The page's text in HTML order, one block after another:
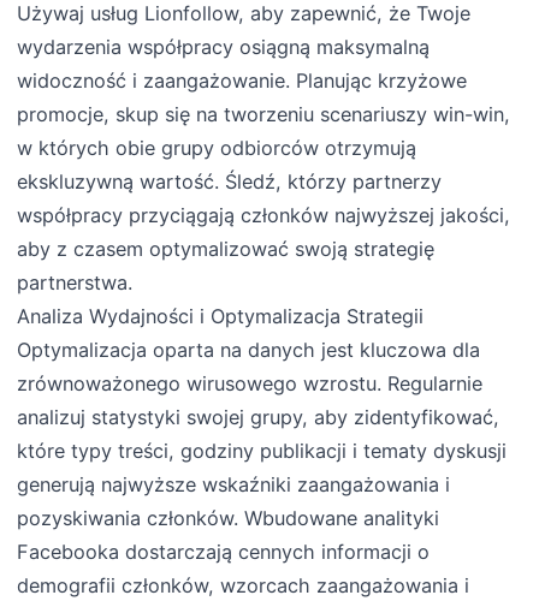
Używaj usług Lionfollow, aby zapewnić, że Twoje
wydarzenia współpracy osiągną maksymalną
widoczność i zaangażowanie. Planując krzyżowe
promocje, skup się na tworzeniu scenariuszy win-win,
w których obie grupy odbiorców otrzymują
ekskluzywną wartość. Śledź, którzy partnerzy
współpracy przyciągają członków najwyższej jakości,
aby z czasem optymalizować swoją strategię
partnerstwa.
Analiza Wydajności i Optymalizacja Strategii
Optymalizacja oparta na danych jest kluczowa dla
zrównoważonego wirusowego wzrostu. Regularnie
analizuj statystyki swojej grupy, aby zidentyfikować,
które typy treści, godziny publikacji i tematy dyskusji
generują najwyższe wskaźniki zaangażowania i
pozyskiwania członków. Wbudowane analityki
Facebooka dostarczają cennych informacji o
demografii członków, wzorcach zaangażowania i